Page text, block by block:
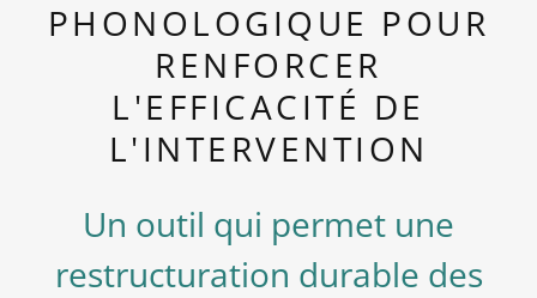
PHONOLOGIQUE POUR
RENFORCER
L'EFFICACITÉ DE
L'INTERVENTION
Un outil qui permet une
restructuration durable des